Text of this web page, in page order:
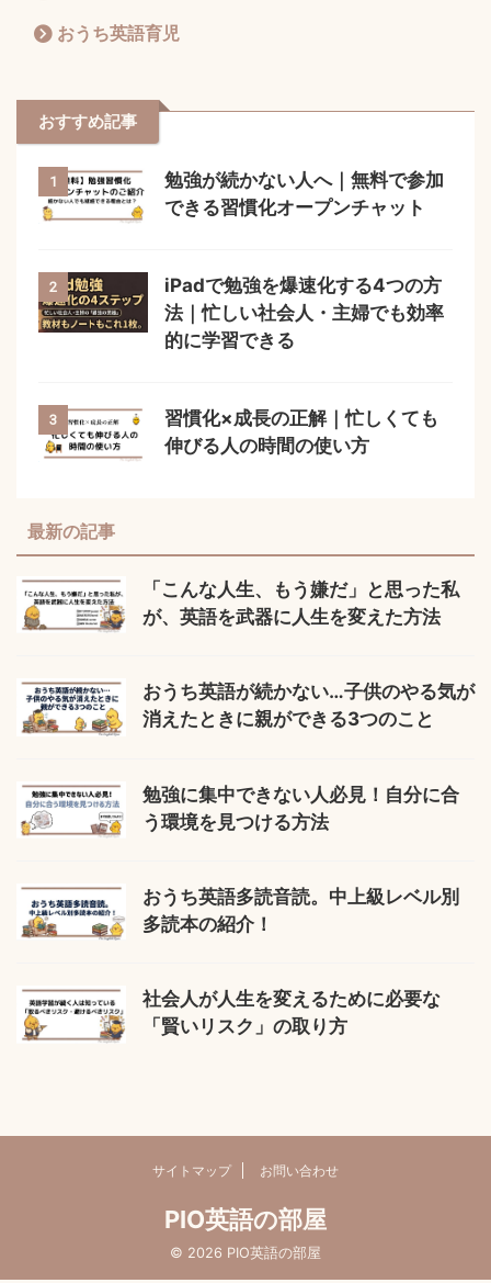
おうち英語育児
おすすめ記事
1
勉強が続かない人へ｜無料で参加
できる習慣化オープンチャット
2
iPadで勉強を爆速化する4つの方
法｜忙しい社会人・主婦でも効率
的に学習できる
3
習慣化×成長の正解｜忙しくても
伸びる人の時間の使い方
最新の記事
「こんな人生、もう嫌だ」と思った私
が、英語を武器に人生を変えた方法
おうち英語が続かない…子供のやる気が
消えたときに親ができる3つのこと
勉強に集中できない人必見！自分に合
う環境を見つける方法
おうち英語多読音読。中上級レベル別
多読本の紹介！
社会人が人生を変えるために必要な
「賢いリスク」の取り方
サイトマップ お問い合わせ
PIO英語の部屋
© 2026 PIO英語の部屋